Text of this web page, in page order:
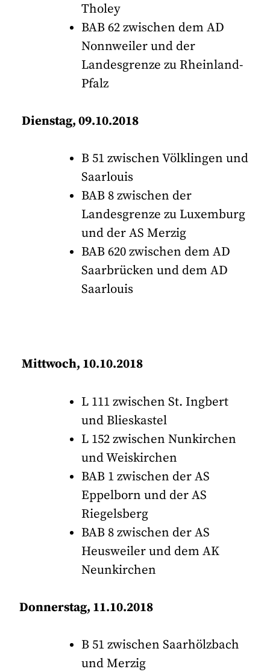
Tholey
BAB 62 zwischen dem AD
Nonnweiler und der
Landesgrenze zu Rheinland-
Pfalz
Dienstag, 09.10.2018
B 51 zwischen Völklingen und
Saarlouis
BAB 8 zwischen der
Landesgrenze zu Luxemburg
und der AS Merzig
BAB 620 zwischen dem AD
Saarbrücken und dem AD
Saarlouis
Mittwoch, 10.10.2018
L 111 zwischen St. Ingbert
und Blieskastel
L 152 zwischen Nunkirchen
und Weiskirchen
BAB 1 zwischen der AS
Eppelborn und der AS
Riegelsberg
BAB 8 zwischen der AS
Heusweiler und dem AK
Neunkirchen
Donnerstag, 11.10.2018
B 51 zwischen Saarhölzbach
und Merzig